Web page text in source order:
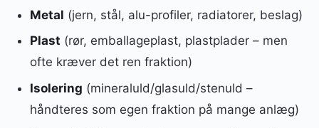
Metal (jern, stål, alu-profiler, radiatorer, beslag)
Plast (rør, emballageplast, plastplader – men
ofte kræver det ren fraktion)
Isolering (mineraluld/glasuld/stenuld –
håndteres som egen fraktion på mange anlæg)